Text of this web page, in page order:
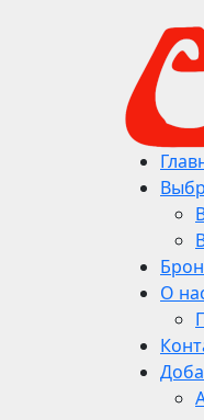
О